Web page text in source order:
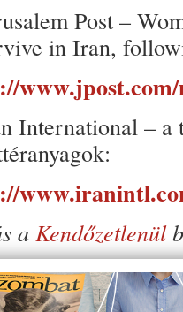
Post –
in Iran,
International – a
a Kendőzetlenül